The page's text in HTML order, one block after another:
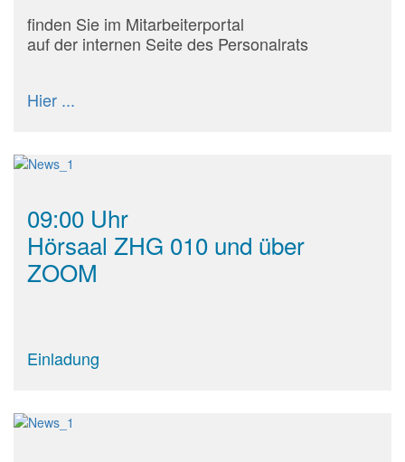
finden Sie im Mitarbeiterportal
auf der internen Seite des Personalrats
Hier ...
09:00 Uhr
Hörsaal ZHG 010 und über
ZOOM
Einladung